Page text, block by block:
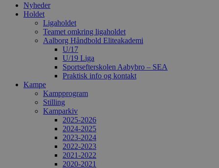
Nyheder
Holdet
Ligaholdet
Teamet omkring ligaholdet
Aalborg Håndbold Eliteakademi
U/17
U/19 Liga
Sportsefterskolen Aabybro – SEA
Praktisk info og kontakt
Kampe
Kampprogram
Stilling
Kamparkiv
2025-2026
2024-2025
2023-2024
2022-2023
2021-2022
2020-2021